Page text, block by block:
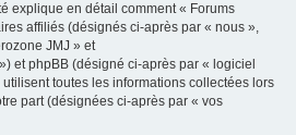
explique en détail comment « Forums
affiliés (désignés ci-après par « nous »,
JMJ » et
et phpBB (désigné ci-après par « logiciel
toutes les informations collectées lors
part (désignées ci-après par « vos